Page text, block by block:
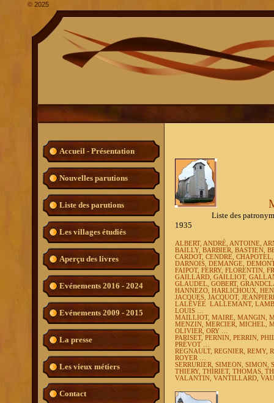
Accueil - Présentation
Nouvelles parutions
Liste des parutions
Les villages étudiés
Aperçu des livres
Evénements 2016 - 2024
Evénements 2009 - 2015
La presse
Les vieux métiers
Contact
Liste des patronymes les
1935
ALBERT, ANDRÉ, ANTOINE,
BAILLY, BARBIER, BASTIEN,
CARDOT, CENDRE,
DARNOIS, DEMANGE,
FAIPOT, FERRY, FLORENTIN,
GAILLARD, GAILLIOT,
GLAUDEL, GOBERT,
HANNEZO, HARLICHOUX,
JACQUES, JACQUOT,
LALEVÉE
LALLEMANT,
LOUIS …
MAILLIOT, MAIRE, MANGIN,
MENZIN, MERCIER, MICHEL,
OLIVIER, ORY …
PARISET, PERNIN, PERRIN,
PRÉVOT …
REGNAULT, REGNIER, REMY,
ROYER …
SERRURIER, SIMEON, SIMON,
THIERY, THIRIET, THOMAS,
VALANTIN, VANTILLARD,
© 2025